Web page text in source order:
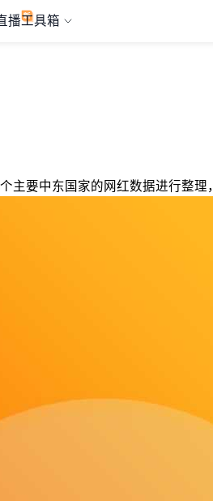
播工具箱
要中东国家的网红数据进行整理